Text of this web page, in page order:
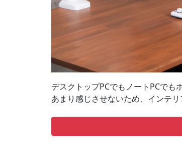
デスクトップPCでもノートPCでも
あまり感じさせないため、インテ